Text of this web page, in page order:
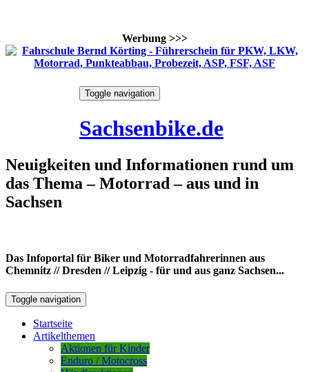
Werbung >>>
Toggle navigation
Sachsenbike.de
Neuigkeiten und Informationen rund um
das Thema – Motorrad – aus und in
Sachsen
Das Infoportal für Biker und Motorradfahrerinnen aus
Chemnitz // Dresden // Leipzig - für und aus ganz Sachsen...
Toggle navigation
Startseite
Artikelthemen
Aktionen für Kinder
Enduro / Motocross